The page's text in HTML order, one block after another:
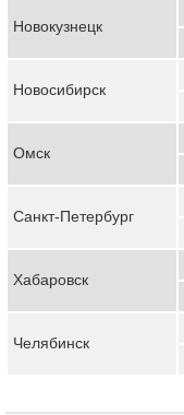
Новокузнецк
Новосибирск
Омск
Санкт-Петербург
Хабаровск
Челябинск